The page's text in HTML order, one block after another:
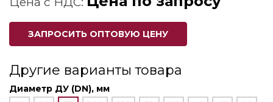
ЗАПРОСИТЬ ОПТОВУЮ ЦЕНУ
Другие варианты товара
Диаметр ДУ (DN), мм